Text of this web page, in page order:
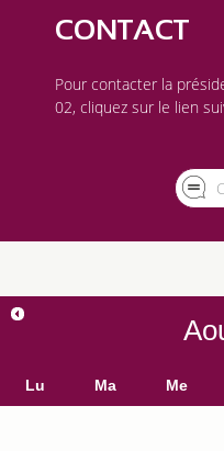
CONTACT
Pour contacter la
02, cliquez sur le lien
Lu Ma Me